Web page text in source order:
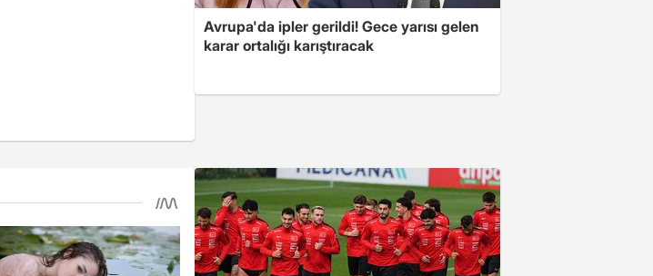
Avrupa'da ipler gerildi! Gece yarısı gelen
karar ortalığı karıştıracak